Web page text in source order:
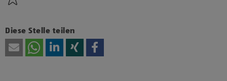
Diese Stelle teilen